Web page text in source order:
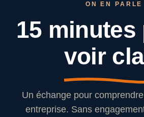
ON EN PARLE
15 minutes
voir
Un échange pour
entreprise. Sans